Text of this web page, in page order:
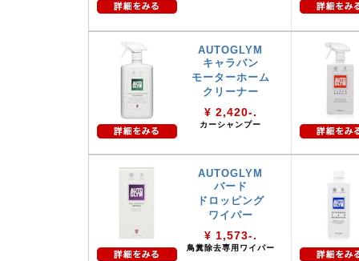
AUTOGLYM
キャラバン
モーターホーム
クリーナー
¥ 2,420-.
カーシャンプー
AUTOGLYM
バード
ドロッピング
ワイパー
¥ 1,573-.
鳥糞除去専用ワイパー